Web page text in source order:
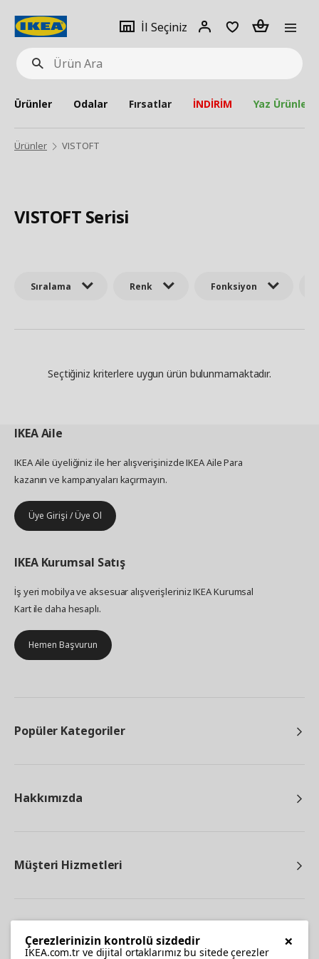
Ürün
Ara
İl Seçiniz
Giriş
Adet
Ürünler Odalar Fırsatlar İNDİRİM Yaz Ürünleri
Ürünler VISTOFT
VISTOFT Serisi
Sıralama Renk Fonksiyon
Seçtiğiniz kriterlere uygun ürün bulunmamaktadır.
IKEAAile
IKEA Aile üyeliğiniz ile her alışverişinizde IKEA Aile Para
kazanın ve kampanyaları kaçırmayın.
Üye Girişi / Üye Ol
IKEA Kurumsal Satış
İş yeri mobilya ve aksesuar alışverişleriniz IKEA Kurumsal
Kart ile daha hesaplı.
Hemen Başvurun
Popüler Kategoriler
Hakkımızda
Müşteri Hizmetleri
×
Çerezlerinizin kontrolü sizdedir
IKEA.com.tr ve dijital ortaklarımız bu sitede çerezler